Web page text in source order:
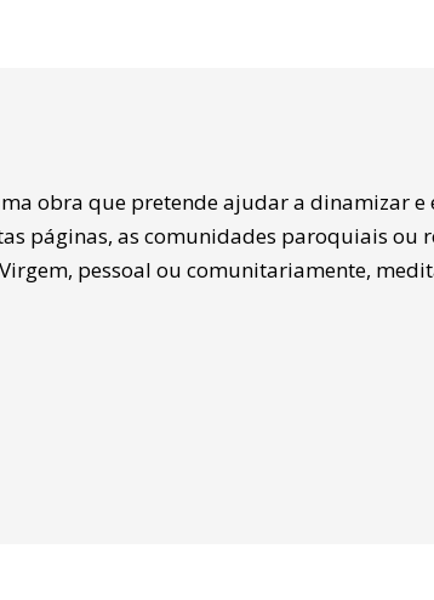
obra que pretende ajudar a dinamizar
páginas, as comunidades paroquiais ou
pessoal ou comunitariamente,